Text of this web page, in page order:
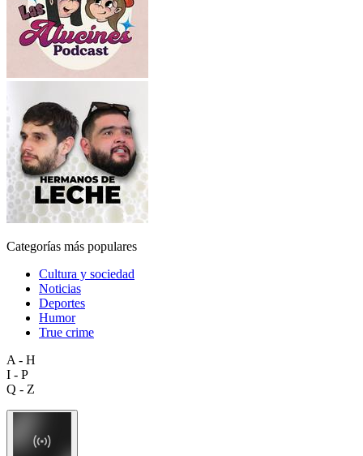
Categorías más populares
Cultura y sociedad
Noticias
Deportes
Humor
True crime
A - H
I - P
Q - Z